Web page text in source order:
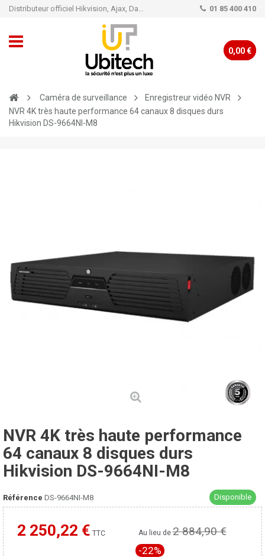
Distributeur officiel Hikvision, Ajax, Dahua, TP-Link - Caméra de vidéo surveillance - Alarme 01 85 400 410
0,00 €
Caméra de surveillance
Enregistreur vidéo NVR
NVR 4K très haute performance 64 canaux 8 disques durs
Hikvision DS-9664NI-M8
NVR 4K très haute performance
64 canaux 8 disques durs
Hikvision DS-9664NI-M8
Référence DS-9664NI-M8 Disponible
2 250,22 € TTC
Moins cher ailleurs ? Au lieu de2 884,90 €
-22%